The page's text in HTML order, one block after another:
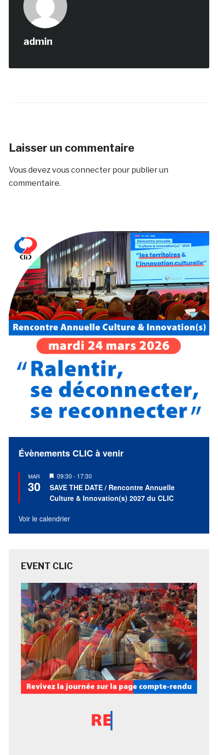
admin
Laisser un commentaire
Vous devezvous connecterpour publier un
commentaire.
Évènements CLIC à venir
MAR
30
Mis
en
avant
09:30 - 17:30
SAVE THE DATE / Rencontre Annuelle
Culture & Innovation(s) 2027 du CLIC
Voir le calendrier
EVENT CLIC